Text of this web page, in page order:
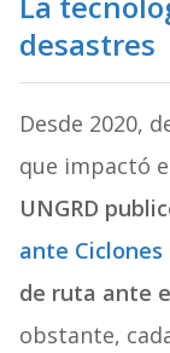
desastres
Desde 2020,
que impactó
UNGRD
ante
de ruta ante
obstante,